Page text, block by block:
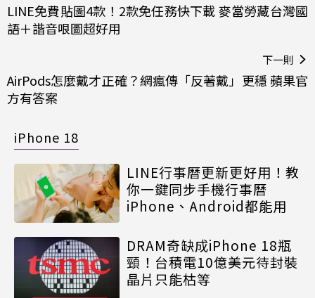
LINE免費貼圖4款！2款免任務快下載 麥當勞藏台灣國
語＋諧音哏圖超好用
下一則
AirPods怎麼戴才正確？網瘋傳「反著戴」更穩 蘋果官
方有答案
iPhone 18
LINE行事曆更新更好用！教
你一鍵同步手機行事曆
iPhone、Android都能用
DRAM奇缺成iPhone 18瓶
頸！台積電10億美元待封裝
晶片只能枯等